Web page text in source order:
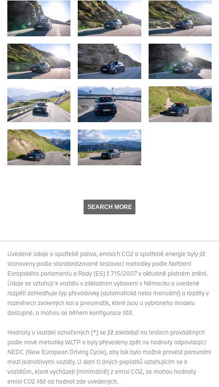
SEARCH MORE
Uvedené údaje o spotřebě paliva, emisích CO2 a spotřebě energie byly již
stanoveny podle standardizované testovací metodiky podle Nařízení
Evropského parlamentu a Rady (ES) č 715/2007 v aktuálně platném znění.
Údaje se vztahují k vozidlu v základním vybavení v Německu a uvedené
rozpětí zohledňuje typ převodovky (automatická nebo manuální) a rozdíly v
rozměrech zvolených kol a pneumatik, které jsou u vybraného modelu
dostupné, a mohou se během konfigurace lišit.
Hodnoty u vozidel označených (*) se již zakládají na testech prováděných
podle nové metodiky WLTP a byly převedeny zpět na hodnoty odpovídající
NEDC (New European Driving Cycle), aby tak bylo možné provést porovnání
mezi jednotlivými vozidly. U daní či jiných poplatků vztahujícím se k
vozidlům, které vycházejí (minimálně) z emisí CO2, se mohou hodnoty
emisí CO2 lišit od hodnot zde uvedených.